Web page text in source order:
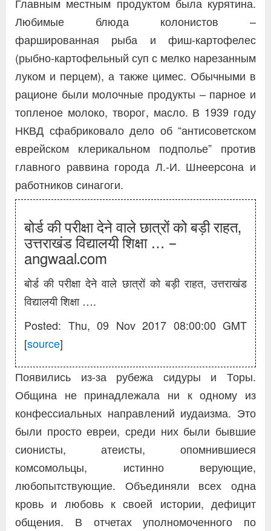
Любимые блюда колонистов –
фаршированная рыба и фиш-картофелес
(рыбно-картофельный суп с мелко нарезанным
луком и перцем), а также цимес. Обычными в
рационе были молочные продукты – парное и
топленое молоко, творог, масло. В 1939 году
НКВД сфабриковало дело об “антисоветском
еврейском клерикальном подполье” против
главного раввина города Л.-И. Шнеерсона и
работников синагоги.
बोर्ड की परीक्षा देने वाले छात्रों को बड़ी राहत,
उत्तराखंड विद्यालयी शिक्षा … –
angwaal.com
बोर्ड की परीक्षा देने वाले छात्रों को बड़ी राहत, उत्तराखंड
विद्यालयी शिक्षा ….
Posted: Thu, 09 Nov 2017 08:00:00 GMT
[source]
Появились из-за рубежа сидуры и Торы.
Община не принадлежала ни к одному из
конфессиальных направлений иудаизма. Это
были просто евреи, среди них были бывшие
сионисты, атеисты, опомнившиеся
комсомольцы, истинно верующие,
любопытствующие. Объединяли всех одна
кровь и любовь к своей истории, дефицит
общения. В отчетах уполномоченного по